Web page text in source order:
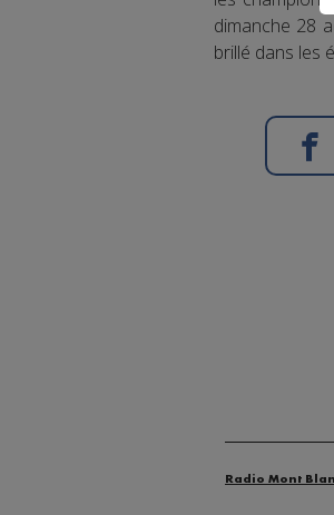
dimanche 28
brillé dans les
Radio Mont